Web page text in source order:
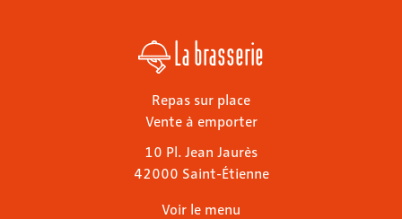
La brasserie
Repas sur place
Vente à emporter
10 Pl. Jean Jaurès
42000 Saint-Étienne
Voir le menu